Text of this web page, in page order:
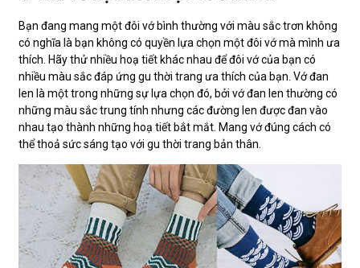
Bạn đang mang một đôi vớ bình thường với màu sắc trơn không
có nghĩa là bạn không có quyền lựa chọn một đôi vớ mà mình ưa
thích. Hãy thử nhiều hoạ tiết khác nhau để đôi vớ của bạn có
nhiều màu sắc đáp ứng gu thời trang ưa thích của bạn. Vớ đan
len là một trong những sự lựa chọn đó, bởi vớ đan len thường có
những màu sắc trung tính nhưng các đường len được đan vào
nhau tạo thành những hoạ tiết bắt mắt. Mang vớ đúng cách có
thể thoả sức sáng tạo với gu thời trang bản thân.